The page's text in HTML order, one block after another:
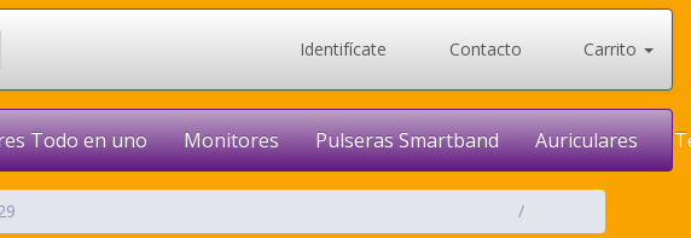
Identifícate Contacto Carrito
Todo en uno Monitores Pulseras Smartband Auriculares